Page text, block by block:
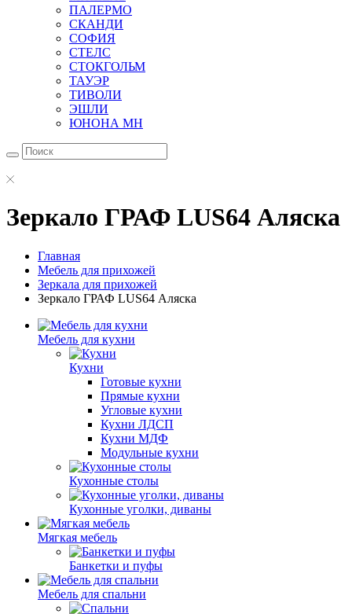
ПАЛЕРМО
СКАНДИ
СОФИЯ
СТЕЛС
СТОКГОЛЬМ
ТАУЭР
ТИВОЛИ
ЭШЛИ
ЮНОНА МН
Зеркало ГРАФ LUS64 Аляска
Главная
Мебель для прихожей
Зеркала для прихожей
Зеркало ГРАФ LUS64 Аляска
Мебель для кухни
Кухни
Готовые кухни
Прямые кухни
Угловые кухни
Кухни ЛДСП
Кухни МДФ
Модульные кухни
Кухонные столы
Кухонные уголки, диваны
Мягкая мебель
Банкетки и пуфы
Мебель для спальни